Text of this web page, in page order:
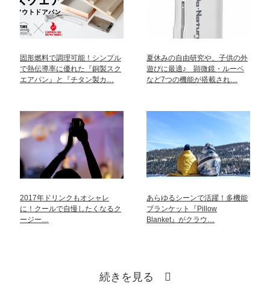
固形燃料で調理可能！シンプル
で熱伝導率に優れた『銅製スク
エアパン』と『チタン製カ…
夏休みの自由研究や、子供の外
遊びに最適♪ 顕微鏡・ルーペ
など7つの機能が搭載され…
2017年ドリンクもオシャレ
に！クールで自慢したくなるク
ージー…
あらゆるシーンで活躍！多機能
ブランケット『Pillow
Blanket』がクラウ…
続きを見る